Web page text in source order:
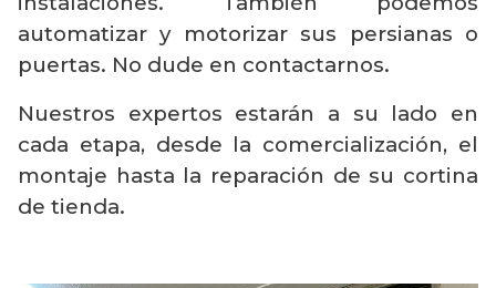
automatizar y motorizar sus persianas o
puertas. No dude en contactarnos.
Nuestros expertos estarán a su lado en
cada etapa, desde la comercialización, el
montaje hasta la reparación de su cortina
de tienda.